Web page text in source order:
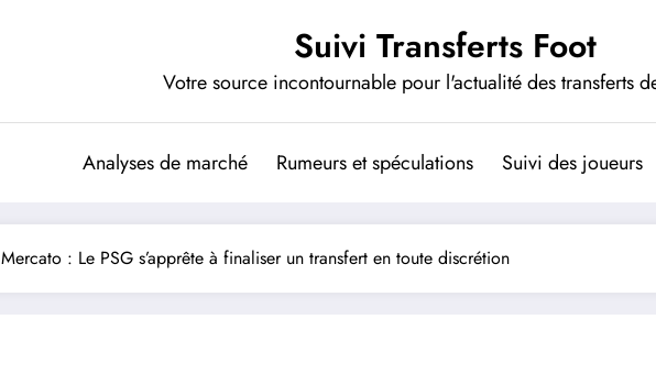
Suivi Transferts Foot
Votre source incontournable pour l'actualité des transferts
Analyses de marché Rumeurs et spéculations Suivi des joueurs
Mercato : Le PSG s’apprête à finaliser un transfert en toute discrétion